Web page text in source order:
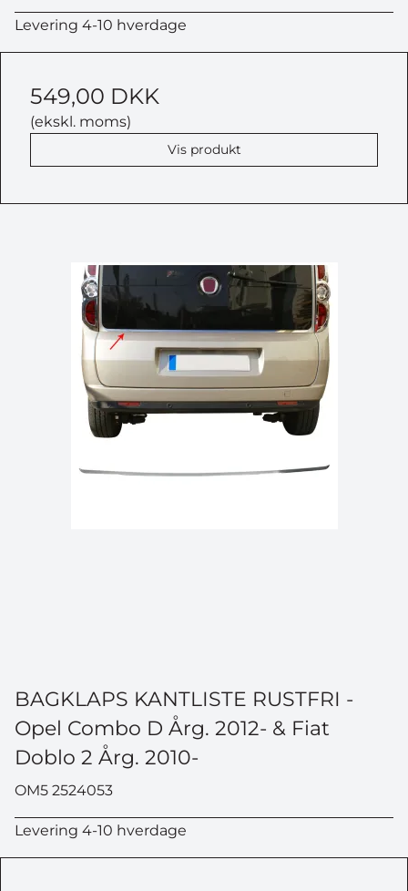
Levering 4-10 hverdage
549,00 DKK
(ekskl. moms)
Vis produkt
BAGKLAPS KANTLISTE RUSTFRI -
Opel Combo D Årg. 2012- & Fiat
Doblo 2 Årg. 2010-
OM5 2524053
Levering 4-10 hverdage